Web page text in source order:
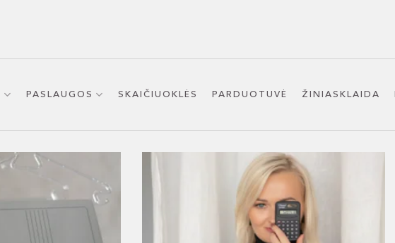
PASLAUGOS SKAIČIUOKLĖS PARDUOTUVĖ ŽINIASKLAIDA